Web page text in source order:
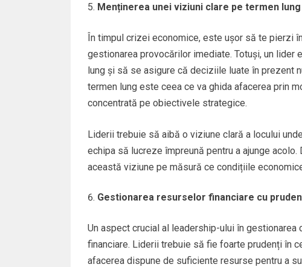
Menținerea unei viziuni clare pe termen lung
În timpul crizei economice, este ușor să te pierzi
gestionarea provocărilor imediate. Totuși, un
lung și să se asigure că deciziile luate în prezent
termen lung este ceea ce va ghida afacerea prin
concentrată pe obiectivele strategice.
Liderii trebuie să aibă o viziune clară a locului
echipa să lucreze împreună pentru a ajunge
această viziune pe măsură ce condițiile
Gestionarea resurselor financiare cu
Un aspect crucial al leadership-ului în
financiare. Liderii trebuie să fie foarte prudenți în
afacerea dispune de suficiente resurse pentru a